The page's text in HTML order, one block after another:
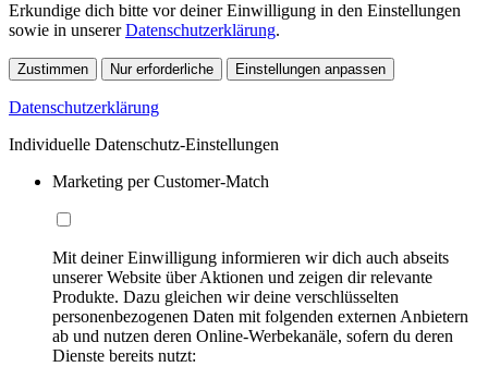
Erkundige dich bitte vor deiner Einwilligung in den Einstellungen
sowie in unsererDatenschutzerklärung.
Zustimmen Nur erforderliche Einstellungen anpassen
Datenschutzerklärung
Individuelle Datenschutz-Einstellungen
Marketing per Customer-Match
Mit deiner Einwilligung informieren wir dich auch abseits
unserer Website über Aktionen und zeigen dir relevante
Produkte. Dazu gleichen wir deine verschlüsselten
personenbezogenen Daten mit folgenden externen Anbietern
ab und nutzen deren Online-Werbekanäle, sofern du deren
Dienste bereits nutzt: